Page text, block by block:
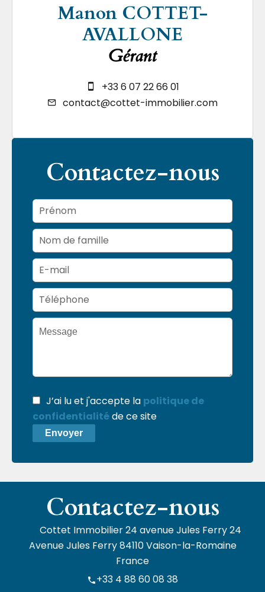
Manon COTTET-
AVALLONE
Gérant
+33 6 07 22 66 01
contact@cottet-immobilier.com
Contactez-nous
J’ai lu et j'accepte la politique de
confidentialitéde ce site
Envoyer
Contactez-nous
Cottet Immobilier24 avenue Jules Ferry 24
Avenue Jules Ferry84110Vaison-la-Romaine
France
+33 4 88 60 08 38